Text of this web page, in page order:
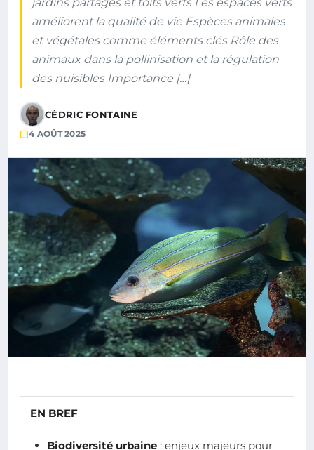
améliorent la qualité de vie Espèces animales
et végétales comme éléments clés Rôle des
animaux dans la pollinisation et la régulation
des nuisibles Importance […]
CÉDRIC FONTAINE
4 AOÛT 2025
EN BREF
Biodiversité urbaine : enjeux majeurs pour